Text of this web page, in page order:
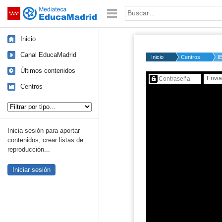
Saltar navegación Palabra o frase:
Inicio
Canal EducaMadrid
Últimos contenidos
Centros
Inicia sesión para aportar
contenidos, crear listas de
reproducción...
Iniciar sesión
Inicio Centros
Contenido protegido…